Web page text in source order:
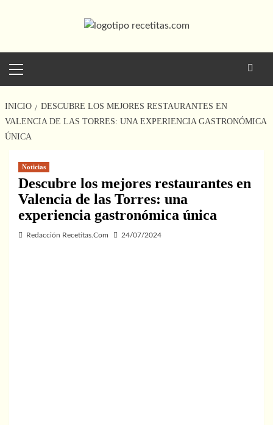
principal
INICIO
DESCUBRE LOS MEJORES RESTAURANTES EN
VALENCIA DE LAS TORRES: UNA EXPERIENCIA GASTRONÓMICA
ÚNICA
Noticias
Descubre los mejores restaurantes en
Valencia de las Torres: una
experiencia gastronómica única
Redacción Recetitas.Com 24/07/2024